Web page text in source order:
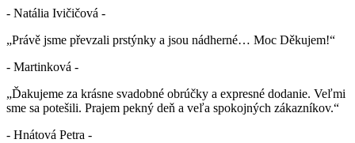
- Natália Ivičičová -
„Právě jsme převzali prstýnky a jsou nádherné… Moc Děkujem!“
- Martinková -
„Ďakujeme za krásne svadobné obrúčky a expresné dodanie. Veľmi
sme sa potešili. Prajem pekný deň a veľa spokojných zákazníkov.“
- Hnátová Petra -